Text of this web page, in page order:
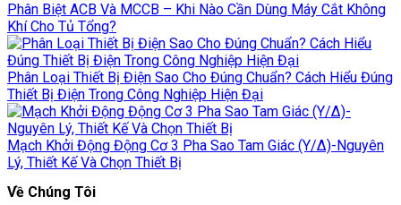
Phân Biệt ACB Và MCCB – Khi Nào Cần Dùng Máy Cắt Không
Khí Cho Tủ Tổng?
Phân Loại Thiết Bị Điện Sao Cho Đúng Chuẩn? Cách Hiểu Đúng
Thiết Bị Điện Trong Công Nghiệp Hiện Đại
Mạch Khởi Động Động Cơ 3 Pha Sao Tam Giác (Y/Δ)-Nguyên
Lý, Thiết Kế Và Chọn Thiết Bị
Về Chúng Tôi